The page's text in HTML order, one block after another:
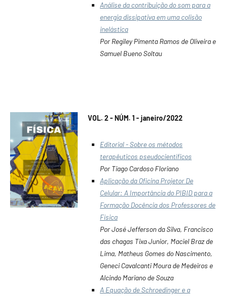
Análise da contribuição do som para a
energia dissipativa em uma colisão
inelástica
Por Regiley Pimenta Ramos de Oliveira e
Samuel Bueno Soltau
VOL. 2 - NÚM. 1 - janeiro/2022
Editorial - Sobre os métodos
terapêuticos pseudocientíficos
Por Tiago Cardoso Floriano
Aplicação da Oficina Projetor De
Celular: A Importância do PIBID para a
Formação Docência dos Professores de
Física
Por José Jefferson da Silva, Francisco
das chagas Tixa Junior, Maciel Braz de
Lima, Matheus Gomes do Nascimento,
Geneci Cavalcanti Moura de Medeiros e
Alcindo Mariano de Souza
A Equação de Schroedinger e a